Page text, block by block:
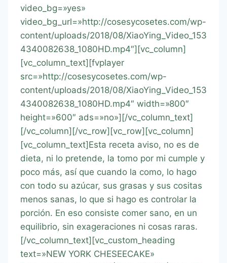
video_bg=»yes»
video_bg_url=»http://cosesycosetes.com/wp-
content/uploads/2018/08/XiaoYing_Video_153
4340082638_1080HD.mp4″][vc_column]
[vc_column_text][fvplayer
src=»http://cosesycosetes.com/wp-
content/uploads/2018/08/XiaoYing_Video_153
4340082638_1080HD.mp4″ width=»800″
height=»600″ ads=»no»][/vc_column_text]
[/vc_column][/vc_row][vc_row][vc_column]
[vc_column_text]Esta receta aviso, no es de
dieta, ni lo pretende, la tomo por mi cumple y
poco más, así que cuando la como, lo hago
con todo su azúcar, sus grasas y sus cositas
menos sanas, lo que si hago es controlar la
porción. En eso consiste comer sano, en un
equilibrio, sin exageraciones ni cosas raras.
[/vc_column_text][vc_custom_heading
text=»NEW YORK CHESEECAKE»